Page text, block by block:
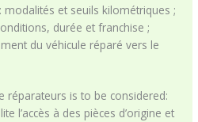
et seuils kilométriques ;
durée et franchise ;
du véhicule réparé vers le
réparateurs is to be considered:
l’accès à des pièces d’origine et